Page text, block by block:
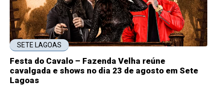
SETE LAGOAS
Festa do Cavalo – Fazenda Velha reúne
cavalgada e shows no dia 23 de agosto em Sete
Lagoas